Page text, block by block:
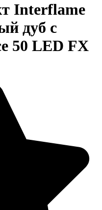
Interflame
дуб с
50 LED FX